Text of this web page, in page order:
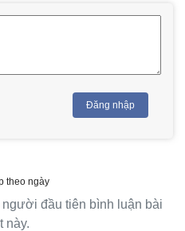
Đăng nhập
theo ngày
đầu tiên bình luận bài
này.